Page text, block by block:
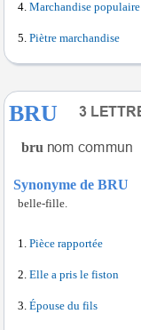
Marchandise populaire
Piètre marchandise
BRU
bru
Synonyme de BRU
belle-fille.
Pièce rapportée
Elle a pris le fiston
Épouse du fils